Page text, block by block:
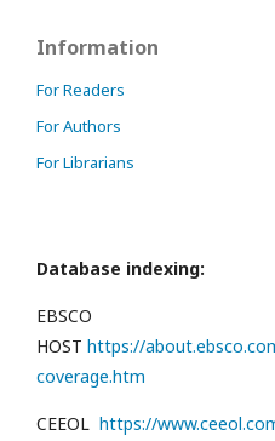
Information
For Readers
For Authors
For Librarians
Database indexing:
EBSCO
HOST https://
coverage.htm
CEEOL https://